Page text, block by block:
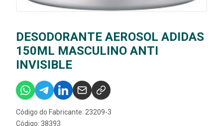
DESODORANTE AEROSOL ADIDAS
150ML MASCULINO ANTI
INVISIBLE
Código do Fabricante: 23209-3
Código: 38393